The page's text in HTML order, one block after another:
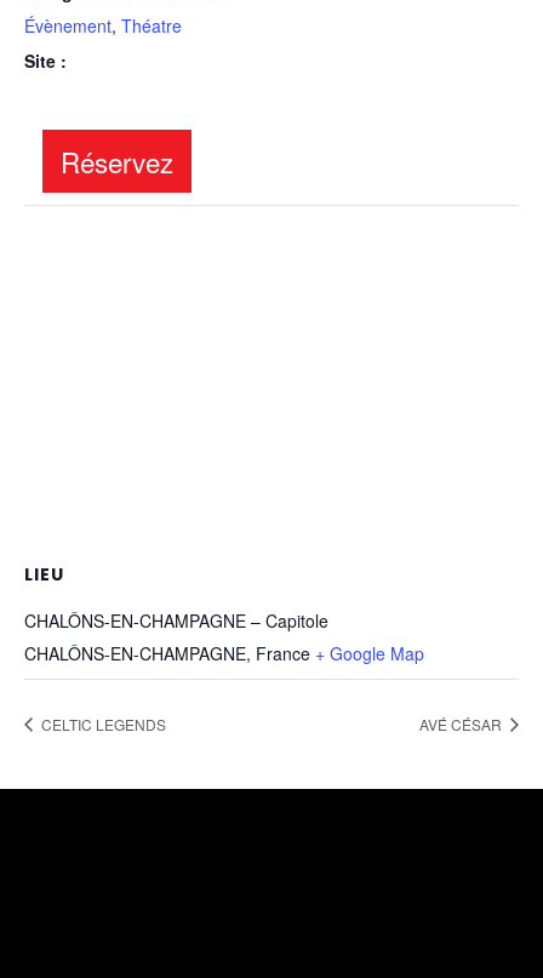
Évènement, Théatre
Site :
LIEU
CHALÔNS-EN-CHAMPAGNE – Capitole
CHALÔNS-EN-CHAMPAGNE, France + Google Map
CELTIC LEGENDS AVÉ CÉSAR